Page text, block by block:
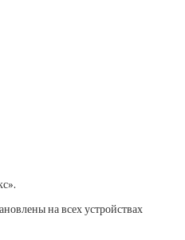
на всех устройствах